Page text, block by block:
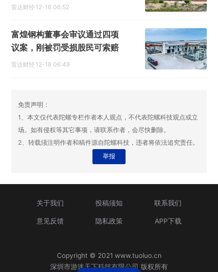
赔
雷达财经 12-18 06:52
富煌钢构董事会审议通过四项
议案，刚被罚受损股民可索赔
雷达财经 12-18 06:49
免责声明：
1、本文仅代表陀螺专栏作者本人观点，不代表陀螺科技观点或立
场。如有侵权等其它事项，请联系作者，会尽快删除。
2、转载须注明作者和稿件源自陀螺科技，违者将依法追究责任。
举报
关于我们 投稿须知 联系我们
意见反馈 隐私政策 APP下载
Copyright © 2021 www.tuoluo.cn
深圳市游迷天下科技有限公司 版权所有